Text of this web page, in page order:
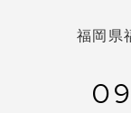
福岡